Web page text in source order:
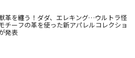
革を纏う！ダダ、エレキング…ウルトラ怪
チーフの革を使った新アパレルコレクショ
発表